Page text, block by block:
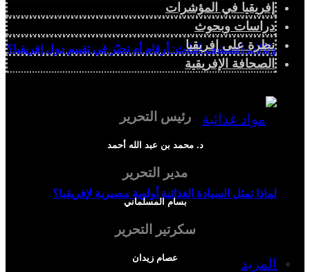
وكالات التصنيف الثلاث: أرقام أم تحيّز في تقييم دول إفريقيا؟
لماذا تمثل السيادة الغذائية أولوية مصيرية لإفريقيا؟
المزيد
إفريقيا في المؤشرات
دراسات وبحوث
نظرة على إفريقيا
الصحافة الإفريقية
رئيس التحرير
د. محمد بن عبد الله أحمد
مدير التحرير
بسام المسلماني
سكرتير التحرير
عصام زيدان